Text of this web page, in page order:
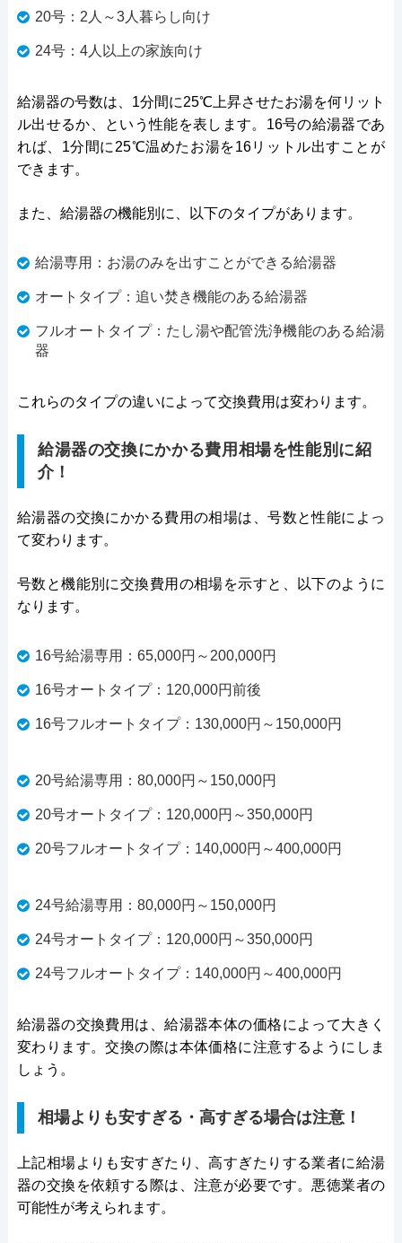
20号：2人～3人暮らし向け
24号：4人以上の家族向け
給湯器の号数は、1分間に25℃上昇させたお湯を何リット
ル出せるか、という性能を表します。16号の給湯器であ
れば、1分間に25℃温めたお湯を16リットル出すことが
できます。
また、給湯器の機能別に、以下のタイプがあります。
給湯専用：お湯のみを出すことができる給湯器
オートタイプ：追い焚き機能のある給湯器
フルオートタイプ：たし湯や配管洗浄機能のある給湯
器
これらのタイプの違いによって交換費用は変わります。
給湯器の交換にかかる費用相場を性能別に紹
介！
給湯器の交換にかかる費用の相場は、号数と性能によっ
て変わります。
号数と機能別に交換費用の相場を示すと、以下のように
なります。
16号給湯専用：65,000円～200,000円
16号オートタイプ：120,000円前後
16号フルオートタイプ：130,000円～150,000円
20号給湯専用：80,000円～150,000円
20号オートタイプ：120,000円～350,000円
20号フルオートタイプ：140,000円～400,000円
24号給湯専用：80,000円～150,000円
24号オートタイプ：120,000円～350,000円
24号フルオートタイプ：140,000円～400,000円
給湯器の交換費用は、給湯器本体の価格によって大きく
変わります。交換の際は本体価格に注意するようにしま
しょう。
相場よりも安すぎる・高すぎる場合は注意！
上記相場よりも安すぎたり、高すぎたりする業者に給湯
器の交換を依頼する際は、注意が必要です。悪徳業者の
可能性が考えられます。